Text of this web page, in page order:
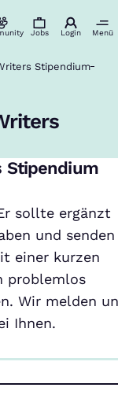
Jobs Login Menü
Stipendium
Stipendium
sollte ergänzt
und senden
einer kurzen
problemlos
Wir melden
Ihnen.